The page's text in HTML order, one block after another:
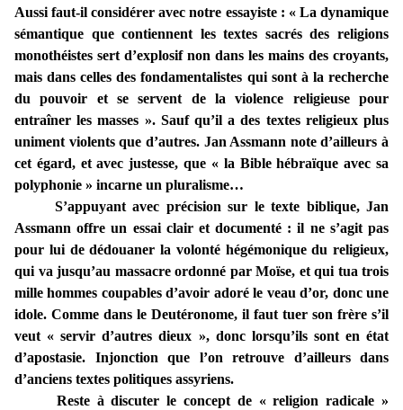
Aussi faut-il considérer avec notre essayiste : « La dynamique
sémantique que contiennent les textes sacrés des religions
monothéistes sert d’explosif non dans les mains des croyants,
mais dans celles des fondamentalistes qui sont à la recherche
du pouvoir et se servent de la violence religieuse pour
entraîner les masses ». Sauf qu’il a des textes religieux plus
uniment violents que d’autres. Jan Assmann note d’ailleurs à
cet égard, et avec justesse, que « la Bible hébraïque avec sa
polyphonie » incarne un pluralisme…
S’appuyant avec précision sur le texte biblique, Jan
Assmann offre un essai clair et documenté : il ne s’agit pas
pour lui de dédouaner la volonté hégémonique du religieux,
qui va jusqu’au massacre ordonné par Moïse, et qui tua trois
mille hommes coupables d’avoir adoré le veau d’or, donc une
idole. Comme dans le Deutéronome, il faut tuer son frère s’il
veut « servir d’autres dieux », donc lorsqu’ils sont en état
d’apostasie. Injonction que l’on retrouve d’ailleurs dans
d’anciens textes politiques assyriens.
Reste à discuter le concept de « religion radicale »